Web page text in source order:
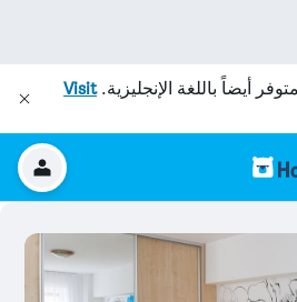
متوفر أيضاً باللغة الإنجليزية.Visit